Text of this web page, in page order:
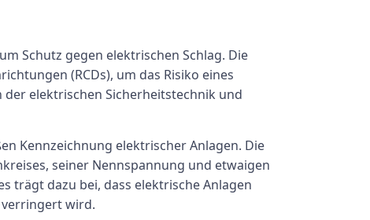
Schutz gegen elektrischen Schlag. Die
(RCDs), um das Risiko eines
elektrischen Sicherheitstechnik und
Kennzeichnung elektrischer Anlagen. Die
seiner Nennspannung und etwaigen
trägt dazu bei, dass elektrische Anlagen
wird.